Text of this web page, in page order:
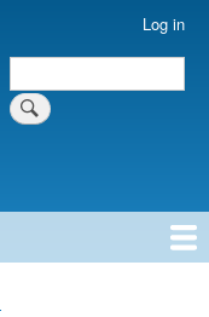
Log in
Search